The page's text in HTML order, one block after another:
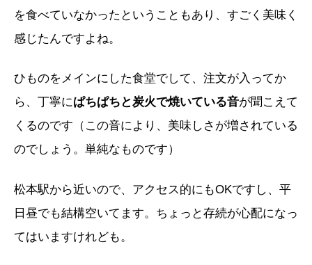
を食べていなかったということもあり、すごく美味く
感じたんですよね。
ひものをメインにした食堂でして、注文が入ってか
ら、丁寧にぱちぱちと炭火で焼いている音が聞こえて
くるのです（この音により、美味しさが増されている
のでしょう。単純なものです）
松本駅から近いので、アクセス的にもOKですし、平
日昼でも結構空いてます。ちょっと存続が心配になっ
てはいますけれども。